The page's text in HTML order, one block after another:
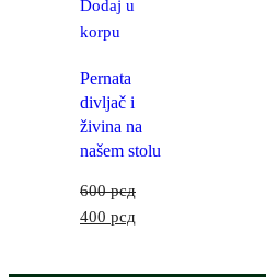
Dodaj u
korpu
Pernata
divljač i
živina na
našem stolu
600рсд
400 рсд